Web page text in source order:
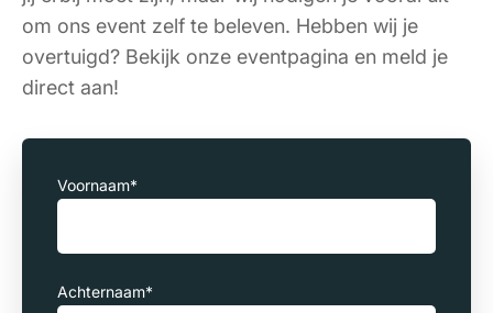
om ons event zelf te beleven. Hebben wij je
overtuigd? Bekijk onze eventpagina en meld je
direct aan!
Voornaam*
Achternaam*